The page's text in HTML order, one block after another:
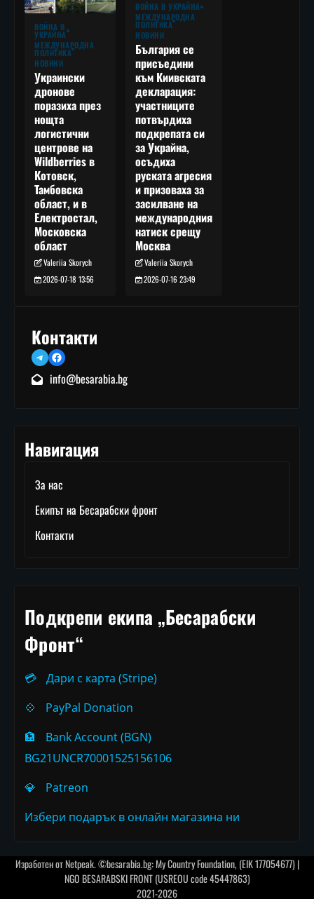
ВОЙНА В
УКРАЙНА
МЕЖДУНАРОДНА
ПОЛИТИКА
НОВИНИ
Украински
дронове
поразиха през
нощта
логистични
центрове на
Wildberries в
Котовск,
Тамбовска
област, и в
Електростал,
Московска
област
Valeriia Skorych
2026-07-18 13:56
ВОЙНА В УКРАЙНА
МЕЖДУНАРОДНА
ПОЛИТИКА
НОВИНИ
България се
присъедини
към Киивската
декларация:
участниците
потвърдиха
подкрепата си
за Украйна,
осъдиха
руската агресия
и призоваха за
засилване на
международния
натиск срещу
Москва
Valeriia Skorych
2026-07-16 23:49
Контакти
TelegramFacebook
info@besarabia.bg
Навигация
За нас
Екипът на Бесарабски фронт
Контакти
Подкрепи екипа „Бесарабски
Фронт“
💳
Дари с карта (Stripe)
💠
PayPal Donation
🏦
Bank Account (BGN)
BG21UNCR70001525156106
💎
Patreon
Избери подарък в онлайн магазина ни
Изработен отNetpeak. ©besarabia.bg: My Country Foundation, (EIK 177054677) |
NGO BESARABSKI FRONT (USREOU code 45447863)
2021-2026